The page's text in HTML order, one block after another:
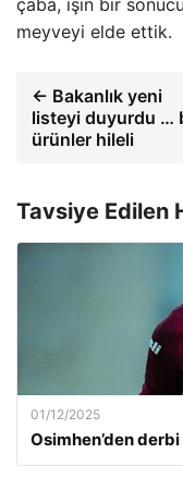
çaba, işin bir
meyveyi elde ettik.
← Bakanlık yeni
listeyi duyurdu …
ürünler hileli
Tavsiye Edilen
01/12/2025
Osimhen’den